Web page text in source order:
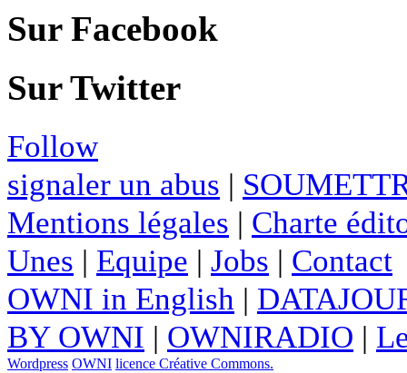
Sur Facebook
Sur Twitter
Follow
signaler un abus |
Mentions légales | Charte
Unes | Equipe | Jobs | Contact
OWNI in English |
BY OWNI | OWNIRADIO |
Wordpress OWNI licence Créative Commons.